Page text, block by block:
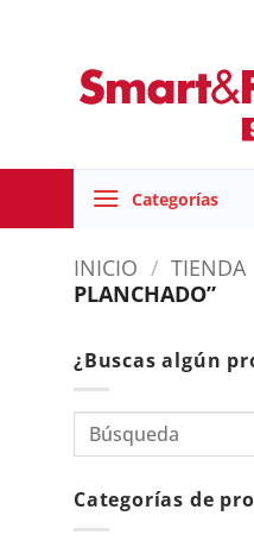
Categorías
INICIO / TIENDA
PLANCHADO”
¿Buscas algún
Categorías de